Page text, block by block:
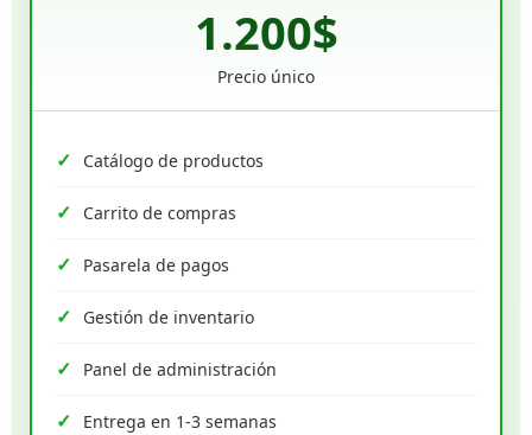
1.200$
Precio único
Catálogo de productos
Carrito de compras
Pasarela de pagos
Gestión de inventario
Panel de administración
Entrega en 1-3 semanas